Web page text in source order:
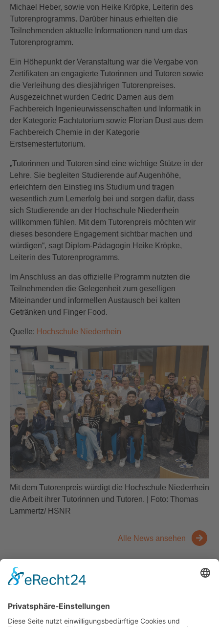
Michael Heber, sowie von Heike Kröpke, Leiterin des
Tutorenprogramms. Darüber hinaus erhielten die
Teilnehmenden aktuelle Informationen rund um das
Tutorenprogramm.
Ein Höhepunkt der Veranstaltung war die Vergabe von
Zertifikaten an engagierte Tutorinnen und Tutoren sowie
die Verleihung des diesjährigen Tutorenpreises.
Ausgezeichnet wurden Cedric Damen aus dem
Fachbereich Ingenieurwissenschaften und Informatik in
der Kategorie Fachtutorium sowie Florian Dust aus dem
Fachbereich Chemie in der Kategorie
Erstsemestertutorium.
„Tutorinnen und Tutoren sind eine wichtige Stütze in der
Lehre. Sie begleiten Studierende auf Augenhöhe,
erleichtern den Einstieg ins Studium und tragen
wesentlich zum Lernerfolg bei und sorgen dafür, dass
sich Studierende an der Hochschule Niederrhein
willkommen fühlen. Mit dem Tutorenpreis möchten wir
dieses besondere Engagement sichtbar machen und
würdigen“, sagt Diplom-Pädagogin Heike Kröpke,
Leiterin des Tutorenprogramms.
Im Anschluss an das offizielle Programm nutzten die
Teilnehmenden die Gelegenheit zum geselligen
Miteinander und informellen Austausch bei kalten
Getränken und Finger Food.
Quelle: Hochschule Niederrhein
Mit dem Tutorenpreis würdigt die Hochschule Niederrhein
die Arbeit ihrer Tutorinnen und Tutoren. | Foto: Thomas
Lammertz/ HSNR
Alle News ansehen